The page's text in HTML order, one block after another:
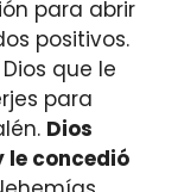
para abrir
positivos.
que le
para
Dios
le concedió